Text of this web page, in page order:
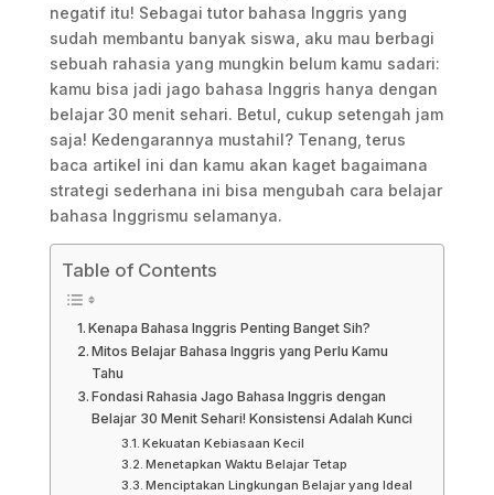
negatif itu! Sebagai tutor bahasa Inggris yang
sudah membantu banyak siswa, aku mau berbagi
sebuah rahasia yang mungkin belum kamu sadari:
kamu bisa jadi jago bahasa Inggris hanya dengan
belajar 30 menit sehari. Betul, cukup setengah jam
saja! Kedengarannya mustahil? Tenang, terus
baca artikel ini dan kamu akan kaget bagaimana
strategi sederhana ini bisa mengubah cara belajar
bahasa Inggrismu selamanya.
Table of Contents
Kenapa Bahasa Inggris Penting Banget Sih?
Mitos Belajar Bahasa Inggris yang Perlu Kamu
Tahu
Fondasi Rahasia Jago Bahasa Inggris dengan
Belajar 30 Menit Sehari! Konsistensi Adalah Kunci
Kekuatan Kebiasaan Kecil
Menetapkan Waktu Belajar Tetap
Menciptakan Lingkungan Belajar yang Ideal